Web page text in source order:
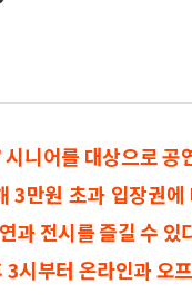
니어를 대상으로
3만원 초과 입장권
과 전시를 즐길 수
시부터 온라인과 오